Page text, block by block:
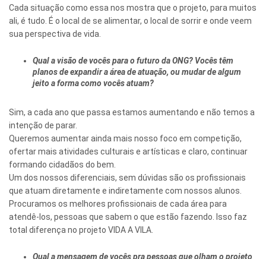
Cada situação como essa nos mostra que o projeto, para muitos
ali, é tudo. É o local de se alimentar, o local de sorrir e onde veem
sua perspectiva de vida.
Qual a visão de vocês para o futuro da ONG? Vocês têm
planos de expandir a área de atuação, ou mudar de algum
jeito a forma como vocês atuam?
Sim, a cada ano que passa estamos aumentando e não temos a
intenção de parar.
Queremos aumentar ainda mais nosso foco em competição,
ofertar mais atividades culturais e artísticas e claro, continuar
formando cidadãos do bem.
Um dos nossos diferenciais, sem dúvidas são os profissionais
que atuam diretamente e indiretamente com nossos alunos.
Procuramos os melhores profissionais de cada área para
atendê-los, pessoas que sabem o que estão fazendo. Isso faz
total diferença no projeto VIDA A VILA.
Qual a mensagem de vocês pra pessoas que olham o projeto